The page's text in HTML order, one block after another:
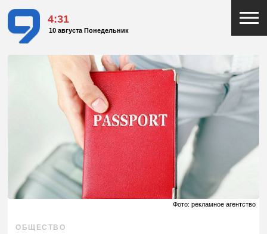
4:31
10 августа Понедельник
Фото: рекламное агентство
ОБЩЕСТВО